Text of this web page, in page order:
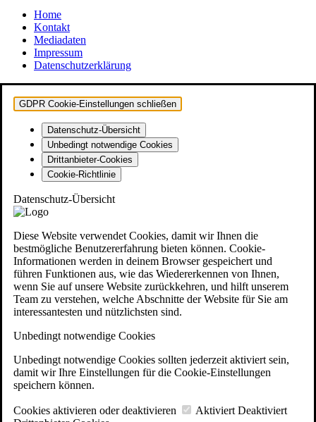
Home
Kontakt
Mediadaten
Impressum
Datenschutzerklärung
GDPR Cookie-Einstellungen schließen
Datenschutz-Übersicht
Unbedingt notwendige Cookies
Drittanbieter-Cookies
Cookie-Richtlinie
Datenschutz-Übersicht
Diese Website verwendet Cookies, damit wir Ihnen die
bestmögliche Benutzererfahrung bieten können. Cookie-
Informationen werden in deinem Browser gespeichert und
führen Funktionen aus, wie das Wiedererkennen von Ihnen,
wenn Sie auf unsere Website zurückkehren, und hilft unserem
Team zu verstehen, welche Abschnitte der Website für Sie am
interessantesten und nützlichsten sind.
Unbedingt notwendige Cookies
Unbedingt notwendige Cookies sollten jederzeit aktiviert sein,
damit wir Ihre Einstellungen für die Cookie-Einstellungen
speichern können.
Cookies aktivieren oder deaktivieren Aktiviert Deaktiviert